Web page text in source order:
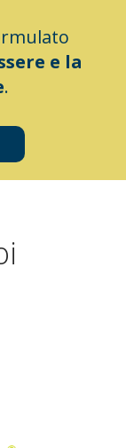
e la
.